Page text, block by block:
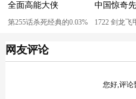
全面高能大侠
第255话杀死经典的0.03%
中国惊奇
1722 剑龙飞
网友评论
您好,评论